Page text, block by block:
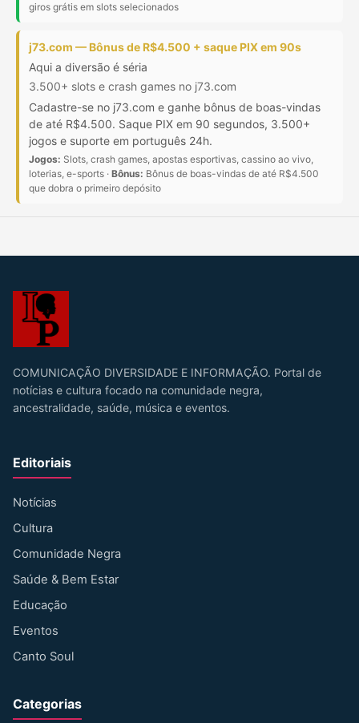
giros grátis em slots selecionados
j73.com — Bônus de R$4.500 + saque PIX em 90s
Aqui a diversão é séria
3.500+ slots e crash games no j73.com
Cadastre-se no j73.com e ganhe bônus de boas-vindas
de até R$4.500. Saque PIX em 90 segundos, 3.500+
jogos e suporte em português 24h.
Jogos: Slots, crash games, apostas esportivas, cassino ao vivo,
loterias, e-sports · Bônus: Bônus de boas-vindas de até R$4.500
que dobra o primeiro depósito
COMUNICAÇÃO DIVERSIDADE E INFORMAÇÃO. Portal de
notícias e cultura focado na comunidade negra,
ancestralidade, saúde, música e eventos.
Editoriais
Notícias
Cultura
Comunidade Negra
Saúde & Bem Estar
Educação
Eventos
Canto Soul
Categorias